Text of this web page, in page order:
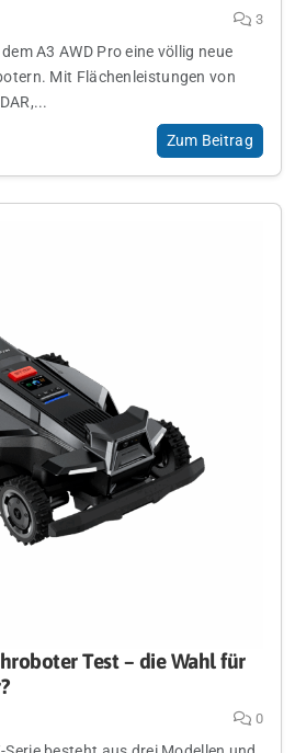
3
A3 AWD Pro eine völlig neue
Mit Flächenleistungen von
Zum Beitrag
Test – die Wahl für
0